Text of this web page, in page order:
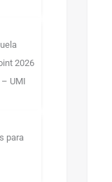
2026
– UMI
para